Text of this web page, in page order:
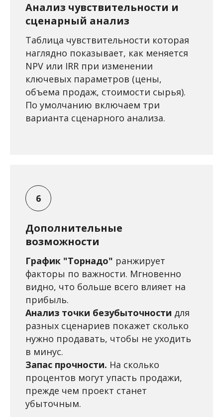
Анализ чувствительности и
сценарный анализ
Таблица чувствительности которая
наглядно показывает, как меняется
NPV или IRR при изменении
ключевых параметров (цены,
объема продаж, стоимости сырья).
По умолчанию включаем три
варианта сценарного анализа.
Дополнительные
возможности
График "Торнадо" ранжирует
факторы по важности. Мгновенно
видно, что больше всего влияет на
прибыль.
Анализ точки безубыточности для
разных сценариев покажет сколько
нужно продавать, чтобы не уходить
в минус.
Запас прочности. На сколько
процентов могут упасть продажи,
прежде чем проект станет
убыточным.